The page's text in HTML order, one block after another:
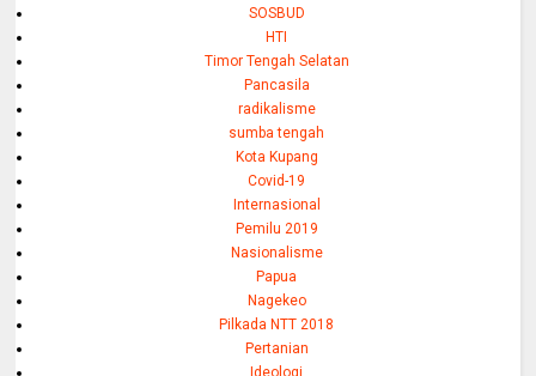
SOSBUD
HTI
Timor Tengah Selatan
Pancasila
radikalisme
sumba tengah
Kota Kupang
Covid-19
Internasional
Pemilu 2019
Nasionalisme
Papua
Nagekeo
Pilkada NTT 2018
Pertanian